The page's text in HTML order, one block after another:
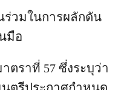
วมในการผลักดัน
มือ
ราที่ 57 ซึ่งระบุว่า